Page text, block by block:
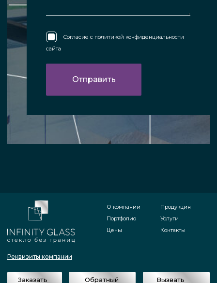
Согласие с политикой конфиденциальности
сайта
Реквизиты компании
О компании
Портфолио
Цены
Продукция
Услуги
Контакты
Заказать Обратный Вызвать